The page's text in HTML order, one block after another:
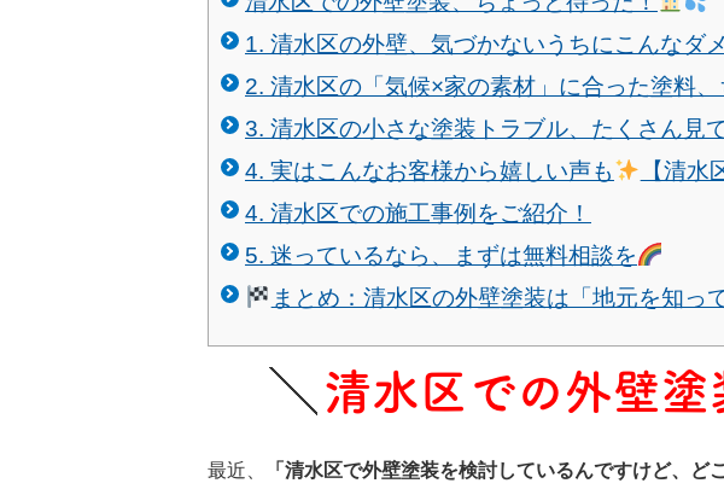
1. 清水区の外壁、気づかないうちにこんなダ
2. 清水区の「気候×家の素材」に合った塗料
3. 清水区の小さな塗装トラブル、たくさん見
4. 実はこんなお客様から嬉しい声も
【清水
4. 清水区での施工事例をご紹介！
5. 迷っているなら、まずは無料相談を
まとめ：清水区の外壁塗装は「地元を知っ
清水区での外壁
最近、 「清水区で外壁塗装を検討しているんですけど、ど